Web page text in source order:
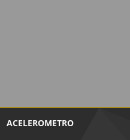
ACELEROMETRO